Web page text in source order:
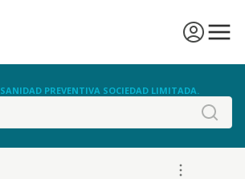
SANIDAD PREVENTIVA SOCIEDAD LIMITADA.